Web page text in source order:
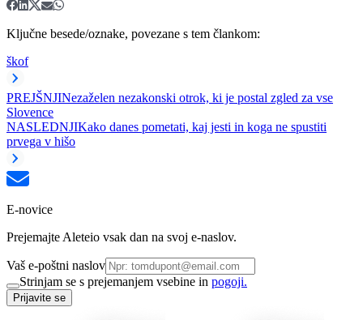
Ključne besede/oznake, povezane s tem člankom:
škof
PREJŠNJINezaželen nezakonski otrok, ki je postal zgled za vse
Slovence
NASLEDNJIKako danes pometati, kaj jesti in koga ne spustiti
prvega v hišo
E-novice
Prejemajte Aleteio vsak dan na svoj e-naslov.
Vaš e-poštni naslov
Strinjam se s prejemanjem vsebine in pogoji.
Prijavite se